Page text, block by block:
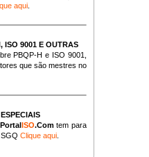
aqui
ISO 9001 E OUTRAS
PBQP-H e ISO 9001,
que são mestres no
PortalISO.Com tem para
SGQClique aqui